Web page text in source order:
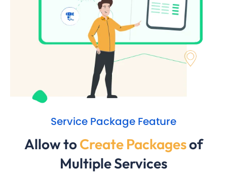
Service Package Feature
Allow toCreate Packagesof
Multiple Services